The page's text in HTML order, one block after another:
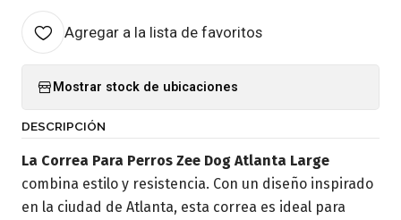
Agregar a la lista de favoritos
Mostrar stock de ubicaciones
DESCRIPCIÓN
La Correa Para Perros Zee Dog Atlanta Large
combina estilo y resistencia. Con un diseño inspirado
en la ciudad de Atlanta, esta correa es ideal para